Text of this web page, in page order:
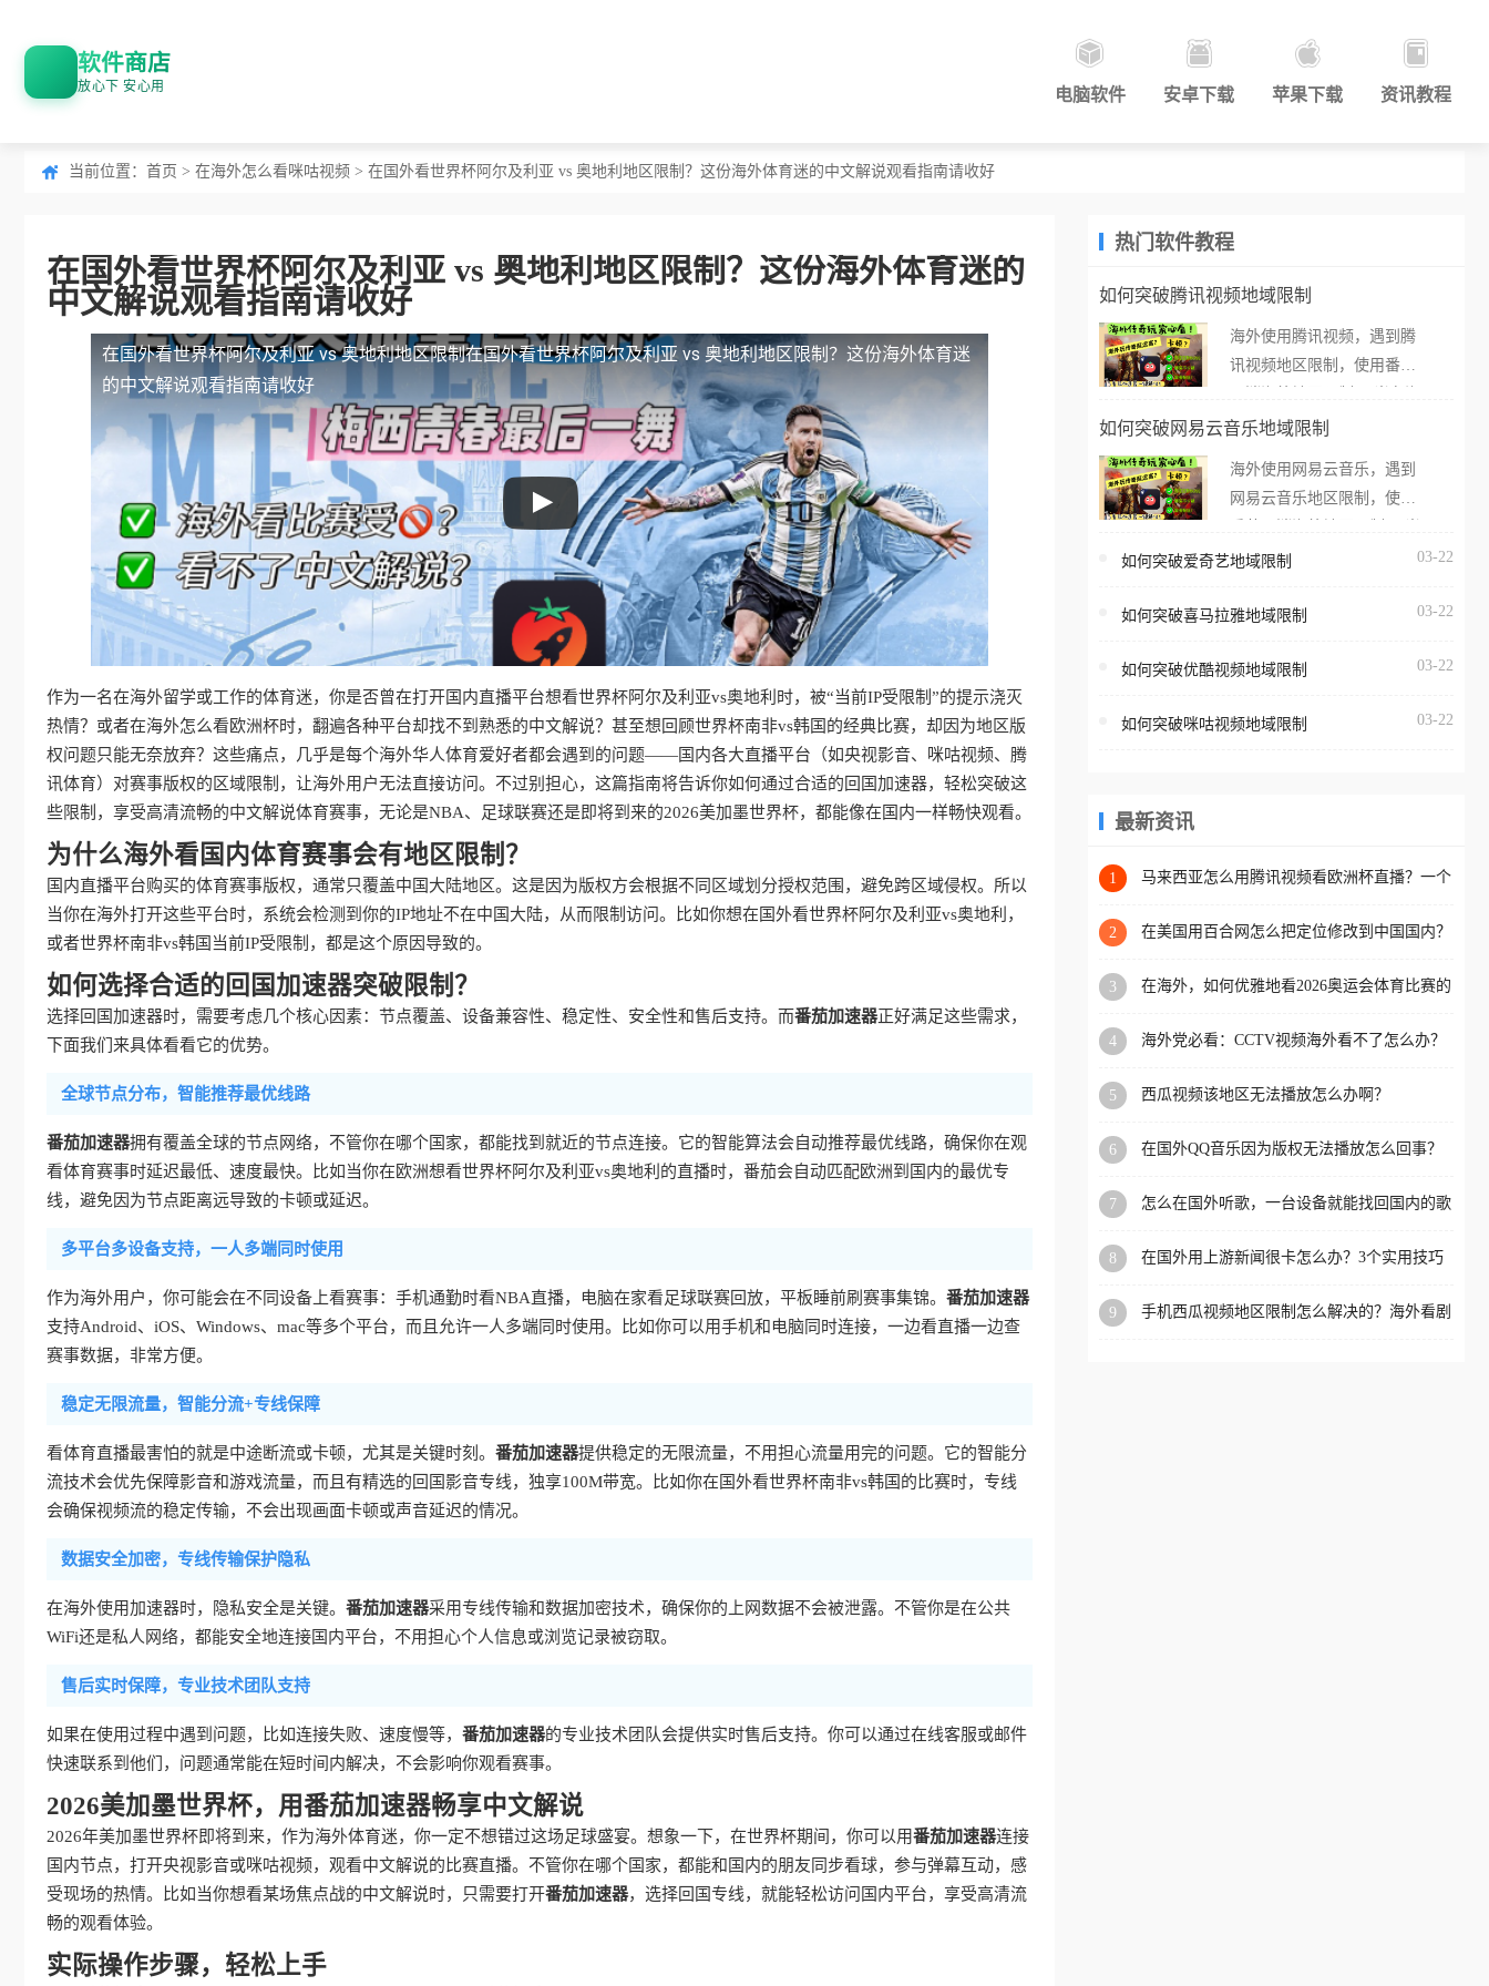
软件商店
放心下 安心用 电脑软件 安卓下载 苹果下载 资讯教程
当前位置： 首页 > 在海外怎么看咪咕视频 > 在国外看世界杯阿尔及利亚 vs 奥地利地区限制？这份海外体育迷的中文解说观看指南请收好
在国外看世界杯阿尔及利亚 vs 奥地利地区限制？这份海外体育迷的
中文解说观看指南请收好
在国外看世界杯阿尔及利亚 vs 奥地利地区限制在国外看世界杯阿尔及利亚 vs 奥地利地区限制？这份海外体育迷
的中文解说观看指南请收好
作为一名在海外留学或工作的体育迷，你是否曾在打开国内直播平台想看世界杯阿尔及利亚vs奥地利时，被“当前IP受限制”的提示浇灭
热情？或者在海外怎么看欧洲杯时，翻遍各种平台却找不到熟悉的中文解说？甚至想回顾世界杯南非vs韩国的经典比赛，却因为地区版
权问题只能无奈放弃？这些痛点，几乎是每个海外华人体育爱好者都会遇到的问题——国内各大直播平台（如央视影音、咪咕视频、腾
讯体育）对赛事版权的区域限制，让海外用户无法直接访问。不过别担心，这篇指南将告诉你如何通过合适的回国加速器，轻松突破这
些限制，享受高清流畅的中文解说体育赛事，无论是NBA、足球联赛还是即将到来的2026美加墨世界杯，都能像在国内一样畅快观看。
为什么海外看国内体育赛事会有地区限制？
国内直播平台购买的体育赛事版权，通常只覆盖中国大陆地区。这是因为版权方会根据不同区域划分授权范围，避免跨区域侵权。所以
当你在海外打开这些平台时，系统会检测到你的IP地址不在中国大陆，从而限制访问。比如你想在国外看世界杯阿尔及利亚vs奥地利，
或者世界杯南非vs韩国当前IP受限制，都是这个原因导致的。
如何选择合适的回国加速器突破限制？
选择回国加速器时，需要考虑几个核心因素：节点覆盖、设备兼容性、稳定性、安全性和售后支持。而番茄加速器正好满足这些需求，
下面我们来具体看看它的优势。
全球节点分布，智能推荐最优线路
番茄加速器拥有覆盖全球的节点网络，不管你在哪个国家，都能找到就近的节点连接。它的智能算法会自动推荐最优线路，确保你在观
看体育赛事时延迟最低、速度最快。比如当你在欧洲想看世界杯阿尔及利亚vs奥地利的直播时，番茄会自动匹配欧洲到国内的最优专
线，避免因为节点距离远导致的卡顿或延迟。
多平台多设备支持，一人多端同时使用
作为海外用户，你可能会在不同设备上看赛事：手机通勤时看NBA直播，电脑在家看足球联赛回放，平板睡前刷赛事集锦。 番茄加速器
支持Android、iOS、Windows、mac等多个平台，而且允许一人多端同时使用。比如你可以用手机和电脑同时连接，一边看直播一边查
赛事数据，非常方便。
稳定无限流量，智能分流+专线保障
看体育直播最害怕的就是中途断流或卡顿，尤其是关键时刻。 番茄加速器提供稳定的无限流量，不用担心流量用完的问题。它的智能分
流技术会优先保障影音和游戏流量，而且有精选的回国影音专线，独享100M带宽。比如你在国外看世界杯南非vs韩国的比赛时，专线
会确保视频流的稳定传输，不会出现画面卡顿或声音延迟的情况。
数据安全加密，专线传输保护隐私
在海外使用加速器时，隐私安全是关键。 番茄加速器采用专线传输和数据加密技术，确保你的上网数据不会被泄露。不管你是在公共
WiFi还是私人网络，都能安全地连接国内平台，不用担心个人信息或浏览记录被窃取。
售后实时保障，专业技术团队支持
如果在使用过程中遇到问题，比如连接失败、速度慢等， 番茄加速器的专业技术团队会提供实时售后支持。你可以通过在线客服或邮件
快速联系到他们，问题通常能在短时间内解决，不会影响你观看赛事。
2026美加墨世界杯，用番茄加速器畅享中文解说
2026年美加墨世界杯即将到来，作为海外体育迷，你一定不想错过这场足球盛宴。想象一下，在世界杯期间，你可以用番茄加速器连接
国内节点，打开央视影音或咪咕视频，观看中文解说的比赛直播。不管你在哪个国家，都能和国内的朋友同步看球，参与弹幕互动，感
受现场的热情。比如当你想看某场焦点战的中文解说时，只需要打开番茄加速器，选择回国专线，就能轻松访问国内平台，享受高清流
畅的观看体验。
实际操作步骤，轻松上手
热门软件教程
如何突破腾讯视频地域限制
海外使用腾讯视频，遇到腾
讯视频地区限制，使用番茄
外打开腾讯视频，却突然弹
地区无法播放”的提示语。
海外用户如香港、澳门、台
亚、欧洲等国家和地区时，
台一样，出现地区及版权限
地区播放。 遇到这个问题的
区工作、留学、定居等，都
权限制所困扰。
如何突破网易云音乐地域限制
海外使用网易云音乐，遇到
网易云音乐地区限制，使用
在海外打开网易云音乐，却
所在的地区无法播放”的提示
门、台湾、美国、加拿大、
区时，网易云音乐也会像其
回国加速器，即可解决「海
版权限制」的问题，无论人
国、加拿大、澳大利亚、欧
学、定居等，都可以使用，
扰。
如何突破爱奇艺地域限制 03-22
如何突破喜马拉雅地域限制 03-22
如何突破优酷视频地域限制 03-22
如何突破咪咕视频地域限制 03-22
最新资讯
1
马来西亚怎么用腾讯视频看欧洲杯直播？一个
2
在美国用百合网怎么把定位修改到中国国内？
3
在海外，如何优雅地看2026奥运会体育比赛的
4
海外党必看：CCTV视频海外看不了怎么办？
5 西瓜视频该地区无法播放怎么办啊？
6
在国外QQ音乐因为版权无法播放怎么回事？
7
怎么在国外听歌，一台设备就能找回国内的歌
8
在国外用上游新闻很卡怎么办？3个实用技巧
9
手机西瓜视频地区限制怎么解决的？海外看剧